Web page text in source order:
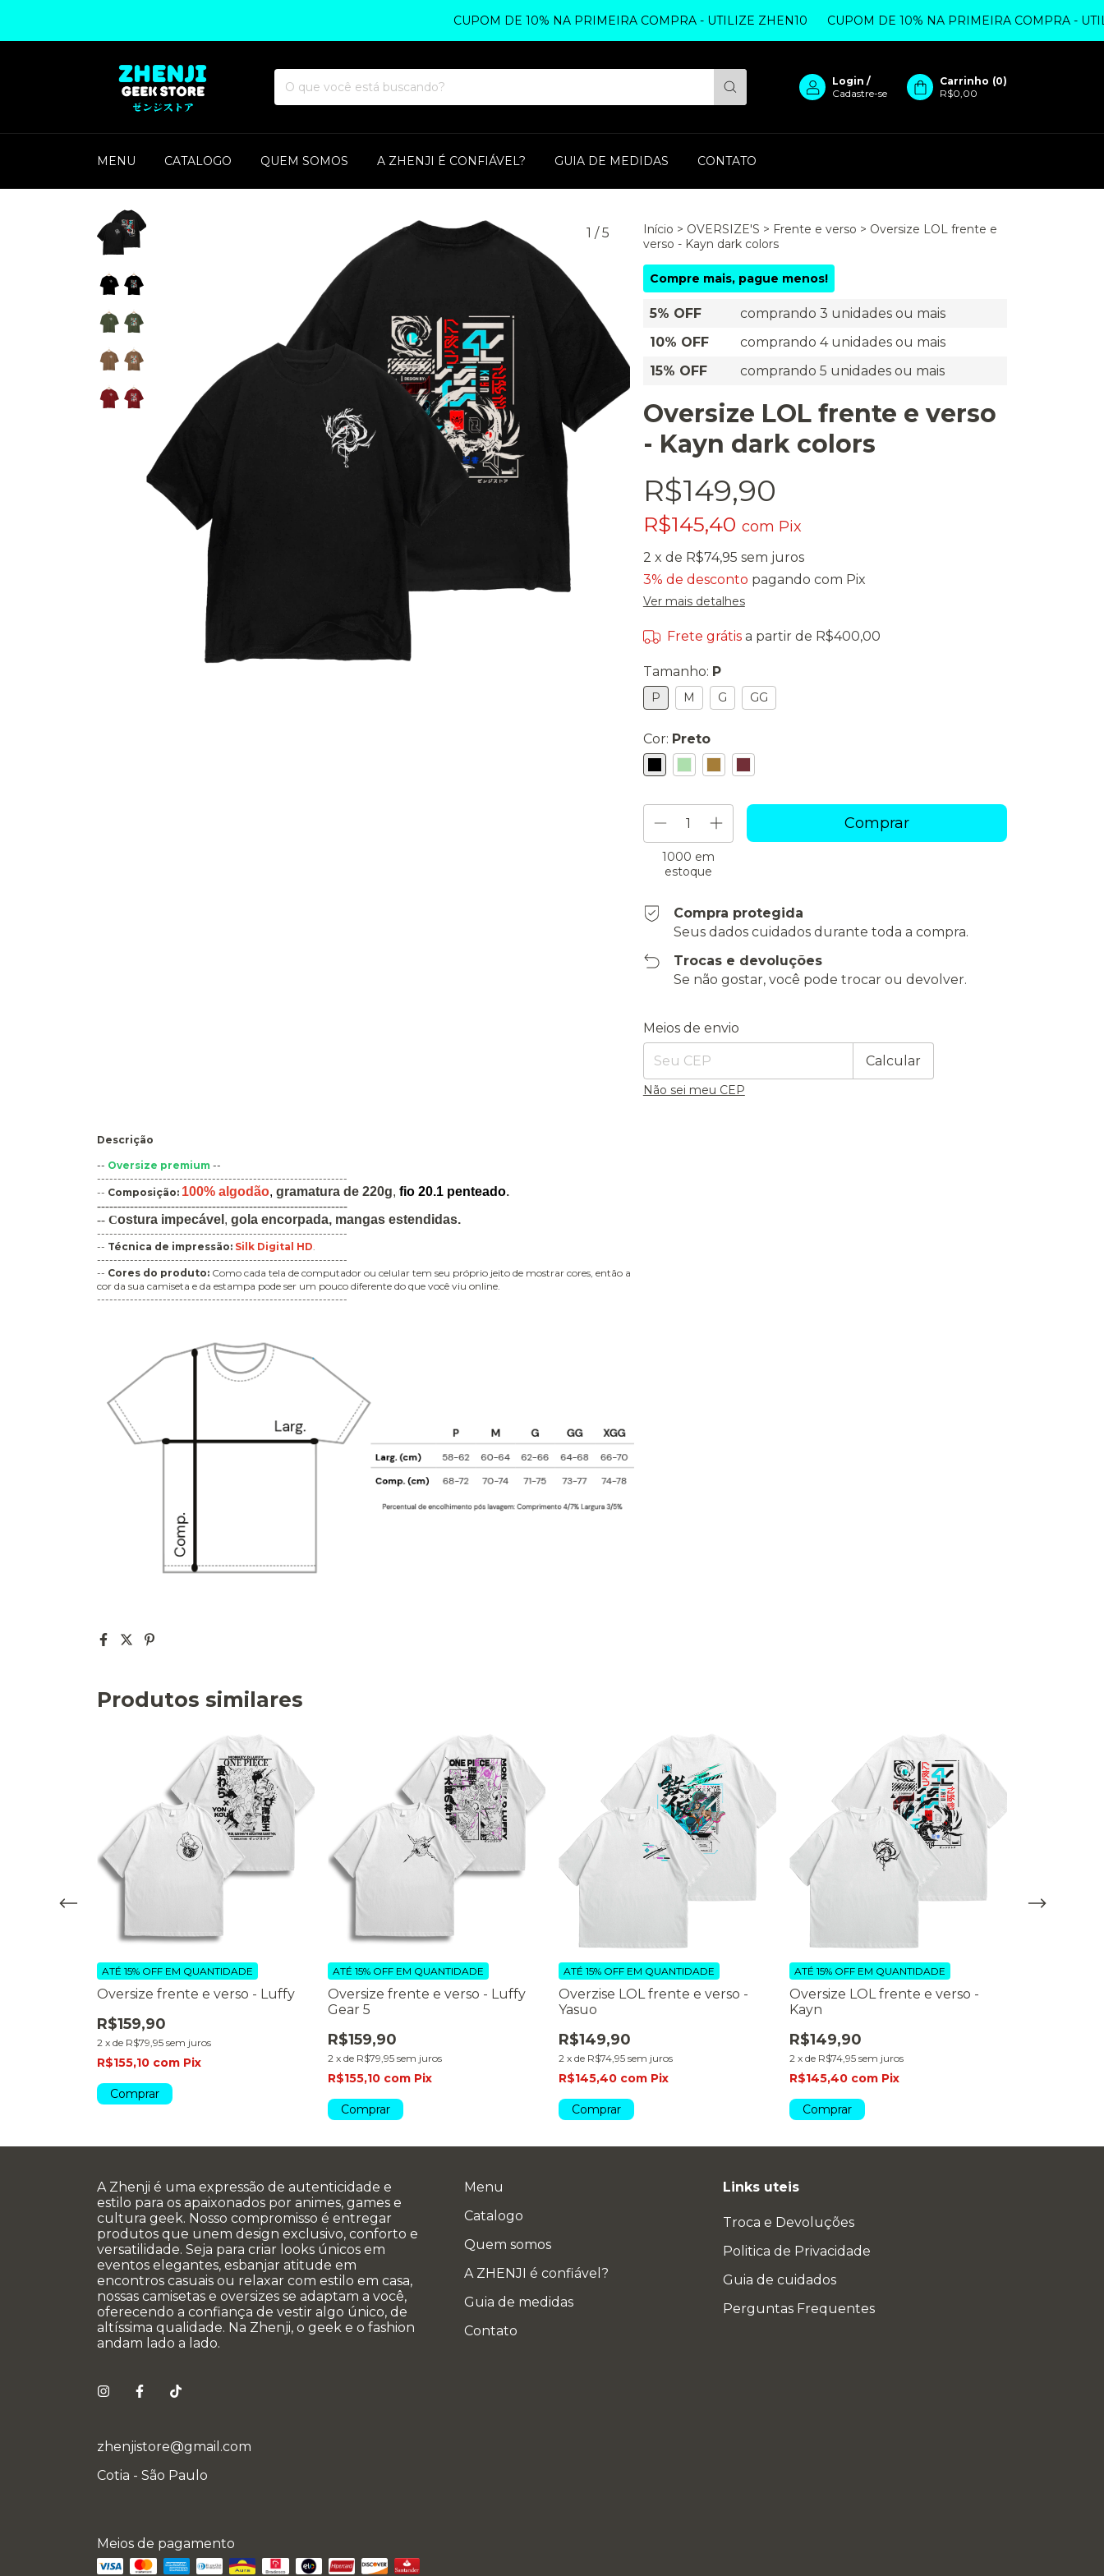
CUPOM DE 10% NA PRIMEIRA COMPRA - UTILIZE ZHEN10 CUPOM DE 10% NA PRIMEIRA COMPRA - UTILIZE
Login /
Cadastre-se
Carrinho (0)
R$0,00
MENU CATALOGO QUEM SOMOS A ZHENJI É CONFIÁVEL? GUIA DE MEDIDAS CONTATO
1 /5 Início > OVERSIZE'S > Frente e verso > Oversize LOL frente e
verso - Kayn dark colors
Compre mais, pague menos!
5% OFF
comprando 3 unidades ou mais
10% OFF
comprando 4 unidades ou mais
15% OFF
comprando 5 unidades ou mais
Oversize LOL frente e verso
- Kayn dark colors
R$149,90
R$145,40 com Pix
2 x de R$74,95 sem juros
3% de desconto pagando com Pix
Ver mais detalhes
Frete grátis a partir de R$400,00
Tamanho: P
P M G GG
Cor: Preto
1000 em
estoque
Compra protegida
Seus dados cuidados durante toda a compra.
Trocas e devoluções
Se não gostar, você pode trocar ou devolver.
Entregas para o CEP:
Meios de envio
Calcular
Não sei meu CEP
Descrição
-- Oversize premium --
-------------------------------------------------------------
-- Composição: 100% algodão, gramatura de 220g, fio 20.1 penteado.
-------------------------------------------------------------
-- Costura impecável , gola encorpada, mangas estendidas.
-------------------------------------------------------------
-- Técnica de impressão: Silk Digital HD.
-------------------------------------------------------------
-- Cores do produto: Como cada tela de computador ou celular tem seu próprio jeito de mostrar cores, então a
cor da sua camiseta e da estampa pode ser um pouco diferente do que você viu online.
-------------------------------------------------------------
Produtos similares
Oversize frente e verso - Luffy
R$159,90
2 x de R$79,95 sem juros
ATÉ 15% OFF EM QUANTIDADE
R$155,10 com Pix
Comprar
Oversize frente e verso - Luffy
Gear 5
R$159,90
2 x de R$79,95 sem juros
ATÉ 15% OFF EM QUANTIDADE
R$155,10 com Pix
Comprar
Overzise LOL frente e verso -
Yasuo
R$149,90
2 x de R$74,95 sem juros
ATÉ 15% OFF EM QUANTIDADE
R$145,40 com Pix
Comprar
Oversize LOL frente e verso -
Kayn
R$149,90
2 x de R$74,95 sem juros
ATÉ 15% OFF EM QUANTIDADE
R$145,40 com Pix
Comprar
A Zhenji é uma expressão de autenticidade e
estilo para os apaixonados por animes, games e
cultura geek. Nosso compromisso é entregar
produtos que unem design exclusivo, conforto e
versatilidade. Seja para criar looks únicos em
eventos elegantes, esbanjar atitude em
encontros casuais ou relaxar com estilo em casa,
nossas camisetas e oversizes se adaptam a você,
oferecendo a confiança de vestir algo único, de
altíssima qualidade. Na Zhenji, o geek e o fashion
andam lado a lado.
zhenjistore@gmail.com
Cotia - São Paulo
Menu
Catalogo
Quem somos
A ZHENJI é confiável?
Guia de medidas
Contato
Links uteis
Troca e Devoluções
Politica de Privacidade
Guia de cuidados
Perguntas Frequentes
Meios de pagamento